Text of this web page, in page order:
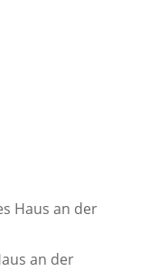
Haus an der
an der